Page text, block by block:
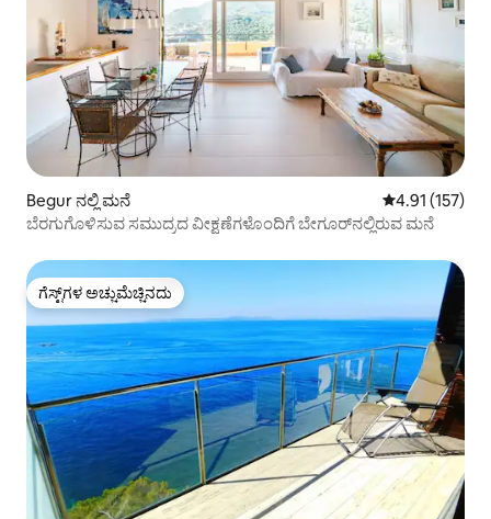
Begur ನಲ್ಲಿ ಮನೆ 5 ರಲ್ಲಿ 4.91
4.91 (157)
ಬೆರಗುಗೊಳಿಸುವ ಸಮುದ್ರದ ವೀಕ್ಷಣೆಗಳೊಂದಿಗೆ ಬೇಗೂರ್‌ನಲ್ಲಿರುವ ಮನೆ
ಗೆಸ್ಟ್‌ಗಳ ಅಚ್ಚುಮೆಚ್ಚಿನದು
ಗೆಸ್ಟ್‌ಗಳ ಅಚ್ಚುಮೆಚ್ಚಿನದು